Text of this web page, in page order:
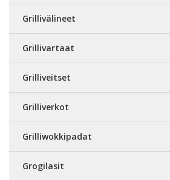
Grillivälineet
Grillivartaat
Grilliveitset
Grilliverkot
Grilliwokkipadat
Grogilasit